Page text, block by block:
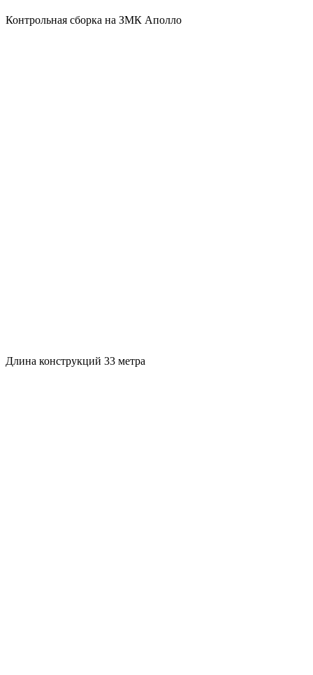
Контрольная сборка на ЗМК Аполло
Длина конструкций 33 метра